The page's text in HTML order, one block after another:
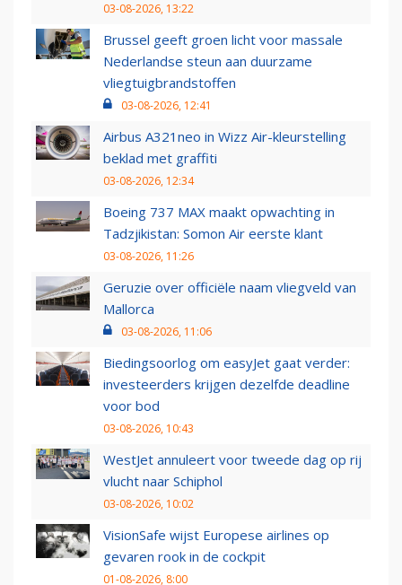
03-08-2026, 13:22
Brussel geeft groen licht voor massale
Nederlandse steun aan duurzame
vliegtuigbrandstoffen
03-08-2026, 12:41
Airbus A321neo in Wizz Air-kleurstelling
beklad met graffiti
03-08-2026, 12:34
Boeing 737 MAX maakt opwachting in
Tadzjikistan: Somon Air eerste klant
03-08-2026, 11:26
Geruzie over officiële naam vliegveld van
Mallorca
03-08-2026, 11:06
Biedingsoorlog om easyJet gaat verder:
investeerders krijgen dezelfde deadline
voor bod
03-08-2026, 10:43
WestJet annuleert voor tweede dag op rij
vlucht naar Schiphol
03-08-2026, 10:02
VisionSafe wijst Europese airlines op
gevaren rook in de cockpit
01-08-2026, 8:00